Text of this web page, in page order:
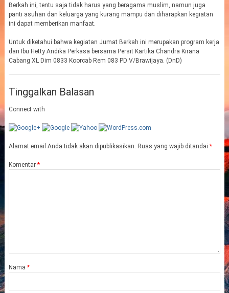
Berkah ini, tentu saja tidak harus yang beragama muslim, namun juga
panti asuhan dan keluarga yang kurang mampu dan diharapkan kegiatan
ini dapat memberikan manfaat.
Untuk diketahui bahwa kegiatan Jumat Berkah ini merupakan program kerja
dari Ibu Hetty Andika Perkasa bersama Persit Kartika Chandra Kirana
Cabang XL Dim 0833 Koorcab Rem 083 PD V/Brawijaya. (DnD)
Tinggalkan Balasan
Connect with
Alamat email Anda tidak akan dipublikasikan. Ruas yang wajib ditandai *
Komentar *
Nama *